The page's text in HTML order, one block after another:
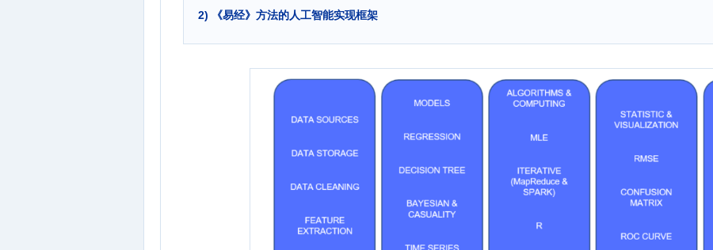
2) 《易经》方法的人工智能实现框架